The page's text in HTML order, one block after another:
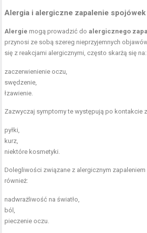
Alergia i alergiczne zapalenie spojówek
Alergie mogą prowadzić do alergicznego
przynosi ze sobą szereg nieprzyjemnych
się z reakcjami alergicznymi, często skarżą się na:
zaczerwienienie oczu,
swędzenie,
łzawienie.
Zazwyczaj symptomy te występują po kontakcie
pyłki,
kurz,
niektóre kosmetyki.
Dolegliwości związane z alergicznym
również:
nadwrażliwość na światło,
ból,
pieczenie oczu.